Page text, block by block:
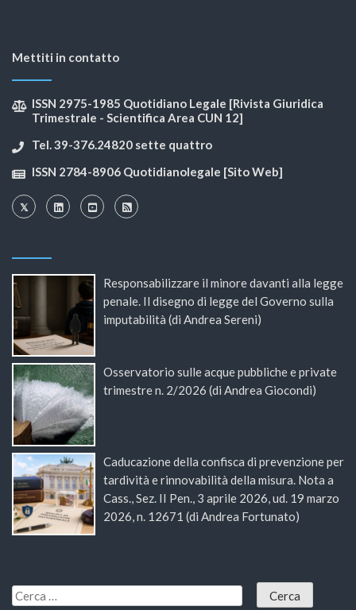
Mettiti in contatto
ISSN 2975-1985 Quotidiano Legale [Rivista Giuridica
Trimestrale - Scientifica Area CUN 12]
Tel. 39-376.24820 sette quattro
ISSN 2784-8906 Quotidianolegale [Sito Web]
Responsabilizzare il minore davanti alla legge
penale. Il disegno di legge del Governo sulla
imputabilità (di Andrea Sereni)
Osservatorio sulle acque pubbliche e private
trimestre n. 2/2026 (di Andrea Giocondi)
Caducazione della confisca di prevenzione per
tardività e rinnovabilità della misura. Nota a
Cass., Sez. II Pen., 3 aprile 2026, ud. 19 marzo
2026, n. 12671 (di Andrea Fortunato)